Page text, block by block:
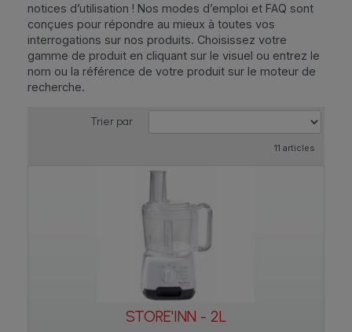
notices d’utilisation ! Nos modes d’emploi et FAQ sont
conçues pour répondre au mieux à toutes vos
interrogations sur nos produits. Choisissez votre
gamme de produit en cliquant sur le visuel ou entrez le
nom ou la référence de votre produit sur le moteur de
recherche.
Trier par
11 articles
STORE'INN - 2L